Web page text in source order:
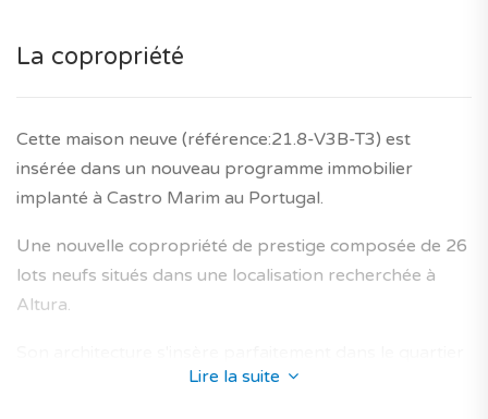
La copropriété
Cette maison neuve (référence:21.8-V3B-T3) est
insérée dans un nouveau programme immobilier
implanté à Castro Marim au Portugal.
Une nouvelle copropriété de prestige composée de 26
lots neufs situés dans une localisation recherchée à
Altura.
de Altura et propose des maisons neuves conçus afin
Lire la suite